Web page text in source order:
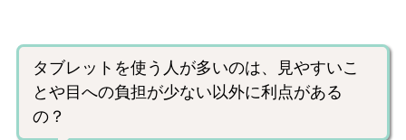
タブレットを使う人が多いのは、見やすいこ
とや目への負担が少ない以外に利点がある
の？